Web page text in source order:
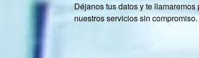
Déjanos tus datos y te llamaremos
nuestros servicios sin compromiso.